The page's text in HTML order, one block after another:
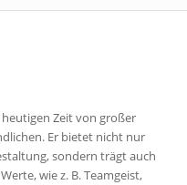
Zeit von großer
Er bietet nicht nur
sondern trägt auch
wie z. B. Teamgeist,